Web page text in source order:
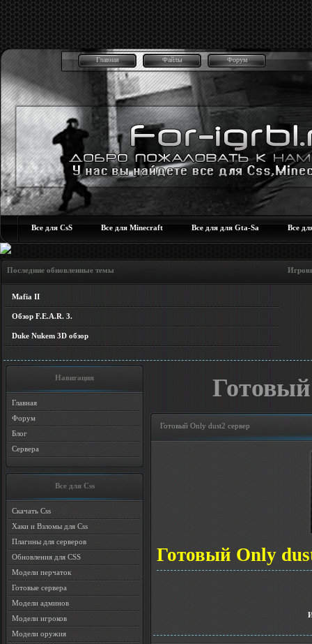
Главная Файлы Форум
Все для CsS Все для Minecraft Все для для Gta-Sa Все
Последние обновленные темы Игровые
Mafia II
Обзор F.E.A.R. 3.
Duke Nukem 3D обзор
Навигация
Главная
Форум
Блог
Сервера
Все для Css
Скачать Css
Хаки и Взломы для Css
Плагины для серверов
Обновления для CSS
Модели перчаток
Готовые сервера
Модели админов
Модели игроков
Модели оружия
Готовый Only dust2 сервер
Готовый Only